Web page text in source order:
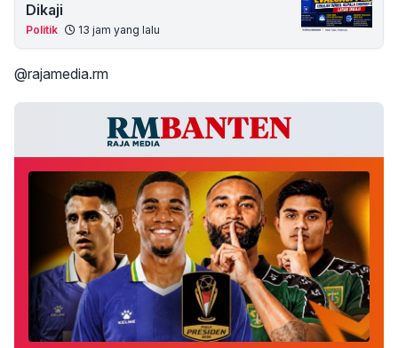
Dikaji
Politik 13 jam yang lalu
@rajamedia.rm